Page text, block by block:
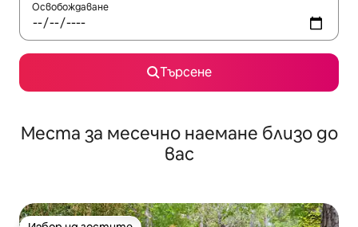
Освобождаване
Търсене
Места за месечно наемане близо до
вас